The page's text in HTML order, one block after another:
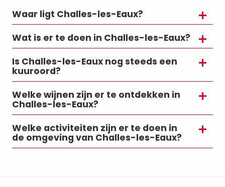
Waar ligt Challes-les-Eaux?
Wat is er te doen in Challes-les-Eaux?
Is Challes-les-Eaux nog steeds een
kuuroord?
Welke wijnen zijn er te ontdekken in
Challes-les-Eaux?
Welke activiteiten zijn er te doen in
de omgeving van Challes-les-Eaux?